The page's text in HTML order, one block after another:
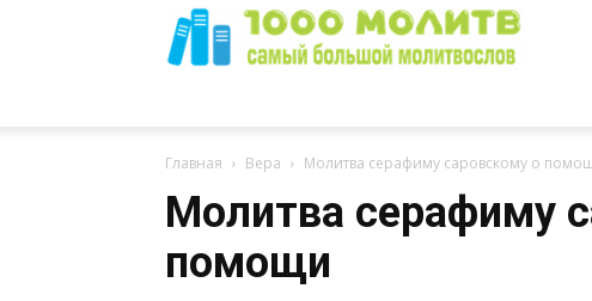
Молитв
Главная Вера Молитва серафиму саровскому о
Молитва серафиму
помощи